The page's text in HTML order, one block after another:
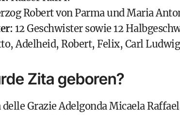
Robert von Parma und Maria
12 Geschwister sowie 12
Adelheid, Robert, Felix, Carl
Zita geboren?
Grazie Adelgonda Micaela